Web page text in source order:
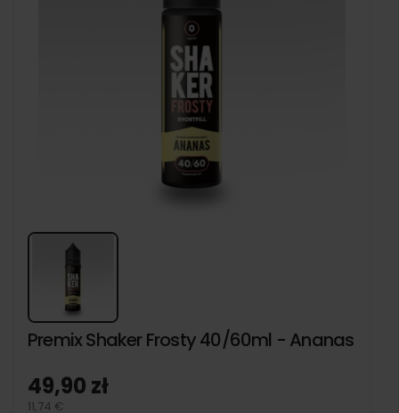
Premix Shaker Frosty 40/60ml - Ananas
49,90 zł
11,74 €